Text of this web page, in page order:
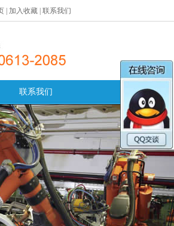
加入收藏 联系我们
联系我们